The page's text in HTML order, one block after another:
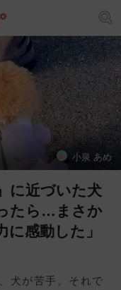
小泉 あめ
に近づいた犬
たら…まさか
感動した」
犬が苦手。それで